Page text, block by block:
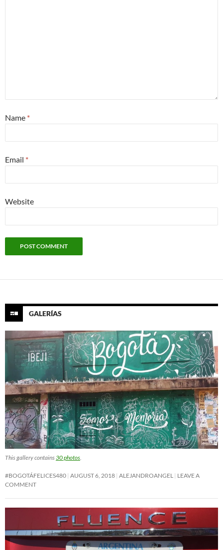
Name *
Email *
Website
GALERÍAS
This gallery contains30 photos
#BOGOTÁFELICES480 AUGUST 6, 2018 ALEJANDROANGEL
LEAVE A
COMMENT